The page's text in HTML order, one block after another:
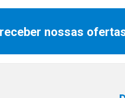
nossas